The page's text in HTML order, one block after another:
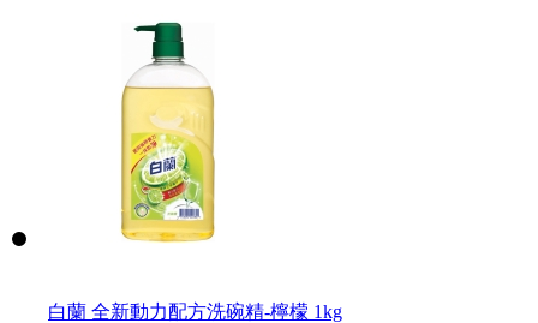
白蘭 全新動力配方洗碗精-檸檬 1kg